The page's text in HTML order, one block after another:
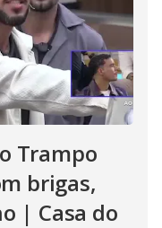
Trampo
brigas,
| Casa do